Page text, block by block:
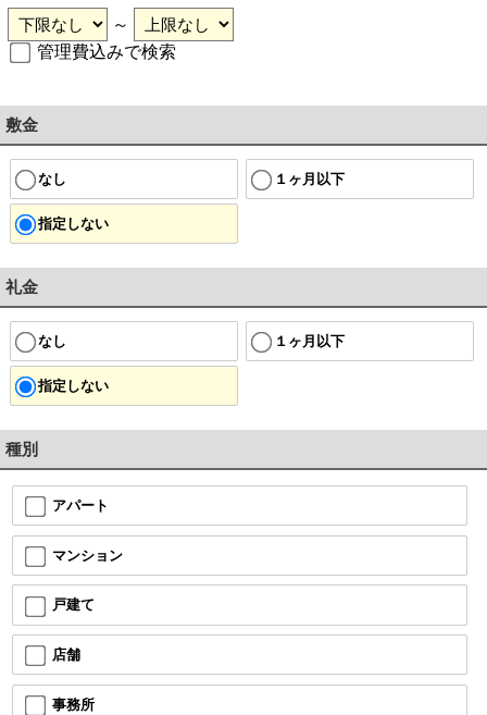
～
管理費込みで検索
敷金
なし １ヶ月以下
指定しない
礼金
なし １ヶ月以下
指定しない
種別
アパート
マンション
戸建て
店舗
事務所